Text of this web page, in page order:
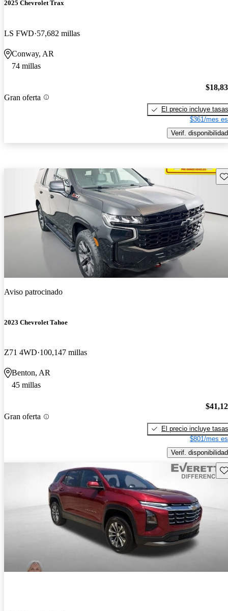
2025 Chevrolet Trax
LS FWD 57,682 millas
Conway, AR
74 millas
Gran oferta
El precio incluye tasas
$361/mes
Verif. disponibilidad
Aviso patrocinado
2023 Chevrolet Tahoe
Z71 4WD 100,147 millas
Benton, AR
45 millas
Gran oferta
El precio incluye tasas
$801/mes
Verif. disponibilidad